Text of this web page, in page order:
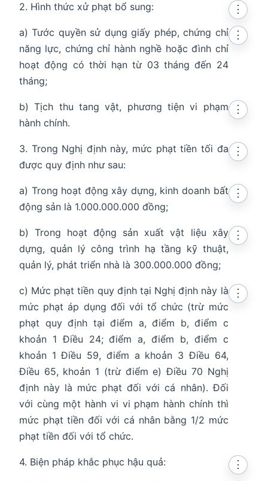
2. Hình thức xử phạt bổ sung:
⋮
a) Tước quyền sử dụng giấy phép, chứng chỉ
năng lực, chứng chỉ hành nghề hoặc đình chỉ
hoạt động có thời hạn từ 03 tháng đến 24
tháng;
⋮
b) Tịch thu tang vật, phương tiện vi phạm
hành chính.
⋮
3. Trong Nghị định này, mức phạt tiền tối đa
được quy định như sau:
⋮
a) Trong hoạt động xây dựng, kinh doanh bất
động sản là 1.000.000.000 đồng;
⋮
b) Trong hoạt động sản xuất vật liệu xây
dựng, quản lý công trình hạ tầng kỹ thuật,
quản lý, phát triển nhà là 300.000.000 đồng;
⋮
c) Mức phạt tiền quy định tại Nghị định này là
mức phạt áp dụng đối với tổ chức (trừ mức
phạt quy định tại điểm a, điểm b, điểm c
khoản 1 Điều 24; điểm a, điểm b, điểm c
khoản 1 Điều 59, điểm a khoản 3 Điều 64,
Điều 65, khoản 1 (trừ điểm e) Điều 70 Nghị
định này là mức phạt đối với cá nhân). Đối
với cùng một hành vi vi phạm hành chính thì
mức phạt tiền đối với cá nhân bằng 1/2 mức
phạt tiền đối với tổ chức.
⋮
4. Biện pháp khắc phục hậu quả:
⋮